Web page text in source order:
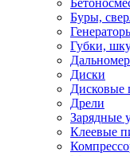
Буры,
Губки,
Диски
Дисковые
Дрели
Зарядные
Клеевые